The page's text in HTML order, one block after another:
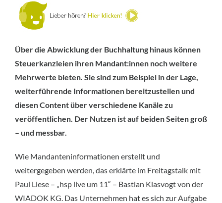
Über die Abwicklung der Buchhaltung hinaus können
Steuerkanzleien ihren Mandant:innen noch weitere
Mehrwerte bieten. Sie sind zum Beispiel in der Lage,
weiterführende Informationen bereitzustellen und
diesen Content über verschiedene Kanäle zu
veröffentlichen. Der Nutzen ist auf beiden Seiten groß
– und messbar.
Wie Mandanteninformationen erstellt und
weitergegeben werden, das erklärte im Freitagstalk mit
Paul Liese – „hsp live um 11“ – Bastian Klasvogt von der
WIADOK KG. Das Unternehmen hat es sich zur Aufgabe